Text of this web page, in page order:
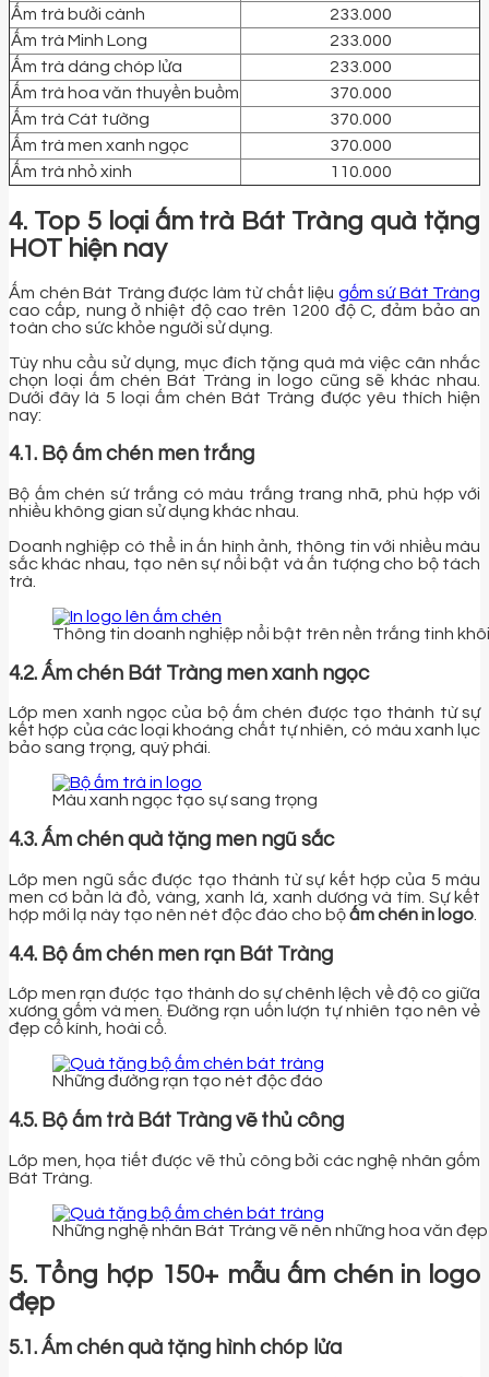
Ấm trà bưởi cành
233.000
Ấm trà Minh Long
233.000
Ấm trà dáng chóp lửa
233.000
Ấm trà hoa văn thuyền buồm
370.000
Ấm trà Cát tường
370.000
Ấm trà men xanh ngọc
370.000
Ấm trà nhỏ xinh
110.000
4. Top 5 loại ấm trà Bát Tràng quà tặng
HOT hiện nay
Ấm chén Bát Tràng được làm từ chất liệu gốm sứ Bát Tràng
cao cấp, nung ở nhiệt độ cao trên 1200 độ C, đảm bảo an
toàn cho sức khỏe người sử dụng.
Tùy nhu cầu sử dụng, mục đích tặng quà mà việc cân nhắc
chọn loại ấm chén Bát Tràng in logo cũng sẽ khác nhau.
Dưới đây là 5 loại ấm chén Bát Tràng được yêu thích hiện
nay:
4.1. Bộ ấm chén men trắng
Bộ ấm chén sứ trắng có màu trắng trang nhã, phù hợp với
nhiều không gian sử dụng khác nhau.
Doanh nghiệp có thể in ấn hình ảnh, thông tin với nhiều màu
sắc khác nhau, tạo nên sự nổi bật và ấn tượng cho bộ tách
trà.
Thông tin doanh nghiệp nổi bật trên nền trắng tinh
4.2. Ấm chén Bát Tràng men xanh ngọc
Lớp men xanh ngọc của bộ ấm chén được tạo thành từ sự
kết hợp của các loại khoáng chất tự nhiên, có màu xanh lục
bảo sang trọng, quý phái.
Màu xanh ngọc tạo sự sang trọng
4.3. Ấm chén quà tặng men ngũ sắc
Lớp men ngũ sắc được tạo thành từ sự kết hợp của 5 màu
men cơ bản là đỏ, vàng, xanh lá, xanh dương và tím. Sự kết
hợp mới lạ này tạo nên nét độc đáo cho bộấm chén in logo
4.4. Bộ ấm chén men rạn Bát Tràng
Lớp men rạn được tạo thành do sự chênh lệch về độ co giữa
xương gốm và men. Đường rạn uốn lượn tự nhiên tạo nên vẻ
đẹp cổ kính, hoài cổ.
Những đường rạn tạo nét độc đáo
4.5. Bộ ấm trà Bát Tràng vẽ thủ công
Lớp men, họa tiết được vẽ thủ công bởi các nghệ nhân gốm
Bát Tràng.
Những nghệ nhân Bát Tràng vẽ nên những hoa văn
5. Tổng hợp 150+ mẫu ấm chén in logo
đẹp
5.1. Ấm chén quà tặng hình chóp lửa